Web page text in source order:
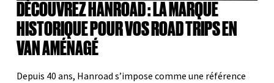
DÉCOUVREZ HANROAD : LA MARQUE
HISTORIQUE POUR VOS ROAD TRIPS EN
VAN AMÉNAGÉ
Depuis 40 ans, Hanroad s’impose comme une référence